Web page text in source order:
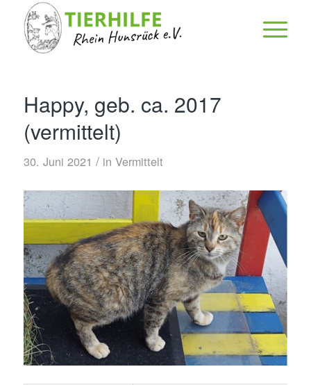
Happy, geb. ca. 2017
(vermittelt)
30. Juni 2021 / in Vermittelt